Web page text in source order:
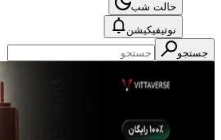
حالت شب
نوتیفیکیشن
جستجو